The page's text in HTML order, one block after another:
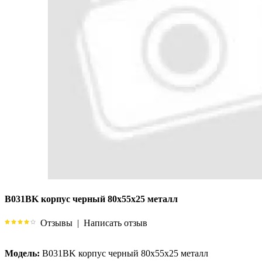
B031BK корпус черный 80x55x25 металл
Отзывы | Написать отзыв
Модель: B031BK корпус черный 80x55x25 металл